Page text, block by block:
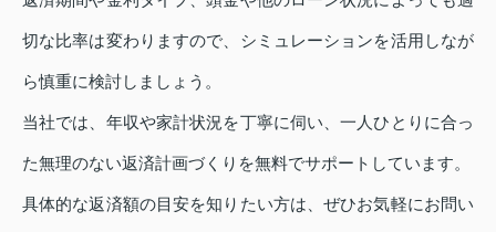
切な比率は変わりますので、シミュレーションを活用しなが
ら慎重に検討しましょう。
当社では、年収や家計状況を丁寧に伺い、一人ひとりに合っ
た無理のない返済計画づくりを無料でサポートしています。
具体的な返済額の目安を知りたい方は、ぜひお気軽にお問い